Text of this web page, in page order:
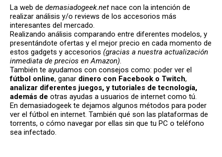
La web de demasiadogeek.net nace con la intención de
realizar análisis y/o reviews de los accesorios más
interesantes del mercado.
Realizando análisis comparando entre diferentes modelos, y
presentándote ofertas y el mejor precio en cada momento de
estos gadgets y accesorios (gracias a nuestra actualización
inmediata de precios en Amazon).
También te ayudamos con consejos como: poder ver el
fútbol online, ganar dinero con Facebook o Twitch,
analizar diferentes juegos, y tutoriales de tecnología,
además de otras ayudas a usuarios de internet como tú.
En demasiadogeek te dejamos algunos métodos para poder
ver el fútbol en internet. También qué son las plataformas de
torrents, o cómo navegar por ellas sin que tu PC o teléfono
sea infectado.